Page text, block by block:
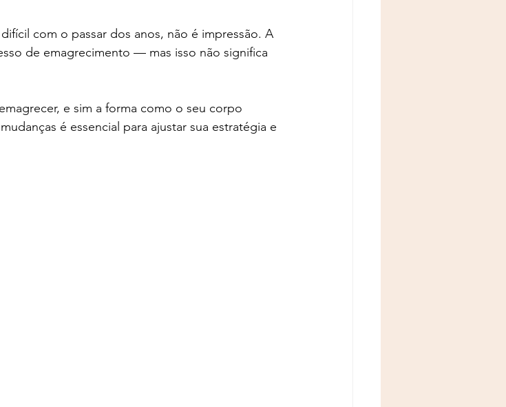
com o passar dos anos, não é impressão. A
de emagrecimento — mas isso não significa
e sim a forma como o seu corpo
é essencial para ajustar sua estratégia e